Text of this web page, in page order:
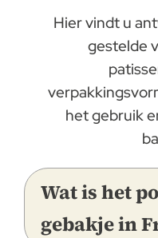
Hier vindt u
gestelde
het gebruik
Wat is het
gebakje in